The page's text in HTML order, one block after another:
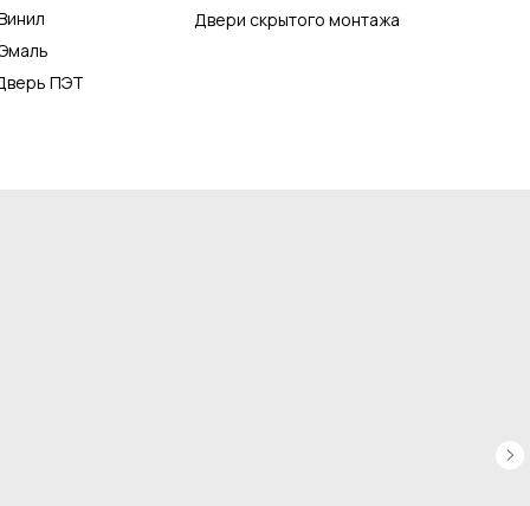
ПЭТ
Двери скрытого монтажа